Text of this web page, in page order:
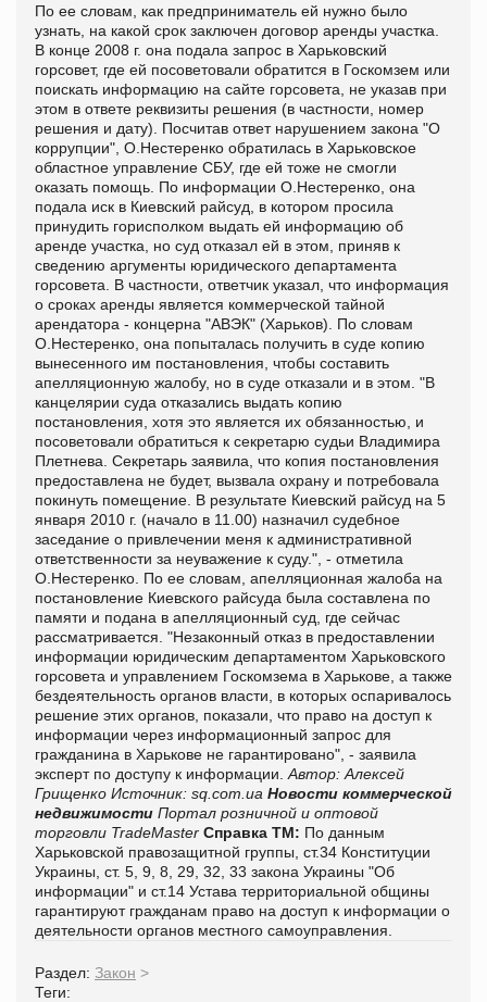
По ее словам, как предприниматель ей нужно было
узнать, на какой срок заключен договор аренды участка.
В конце 2008 г. она подала запрос в Харьковский
горсовет, где ей посоветовали обратится в Госкомзем или
поискать информацию на сайте горсовета, не указав при
этом в ответе реквизиты решения (в частности, номер
решения и дату). Посчитав ответ нарушением закона "О
коррупции", О.Нестеренко обратилась в Харьковское
областное управление СБУ, где ей тоже не смогли
оказать помощь. По информации О.Нестеренко, она
подала иск в Киевский райсуд, в котором просила
принудить горисполком выдать ей информацию об
аренде участка, но суд отказал ей в этом, приняв к
сведению аргументы юридического департамента
горсовета. В частности, ответчик указал, что информация
о сроках аренды является коммерческой тайной
арендатора - концерна "АВЭК" (Харьков). По словам
О.Нестеренко, она попыталась получить в суде копию
вынесенного им постановления, чтобы составить
апелляционную жалобу, но в суде отказали и в этом. "В
канцелярии суда отказались выдать копию
постановления, хотя это является их обязанностью, и
посоветовали обратиться к секретарю судьи Владимира
Плетнева. Секретарь заявила, что копия постановления
предоставлена не будет, вызвала охрану и потребовала
покинуть помещение. В результате Киевский райсуд на 5
января 2010 г. (начало в 11.00) назначил судебное
заседание о привлечении меня к административной
ответственности за неуважение к суду.", - отметила
О.Нестеренко. По ее словам, апелляционная жалоба на
постановление Киевского райсуда была составлена по
памяти и подана в апелляционный суд, где сейчас
рассматривается. "Незаконный отказ в предоставлении
информации юридическим департаментом Харьковского
горсовета и управлением Госкомзема в Харькове, а также
бездеятельность органов власти, в которых оспаривалось
решение этих органов, показали, что право на доступ к
информации через информационный запрос для
гражданина в Харькове не гарантировано", - заявила
эксперт по доступу к информации. Автор: Алексей
Грищенко Источник: sq.com.ua Новости коммерческой
недвижимости Портал розничной и оптовой
торговли TradeMaster Справка ТМ: По данным
Харьковской правозащитной группы, ст.34 Конституции
Украины, ст. 5, 9, 8, 29, 32, 33 закона Украины "Об
информации" и ст.14 Устава территориальной общины
гарантируют гражданам право на доступ к информации о
деятельности органов местного самоуправления.
Раздел: Закон >
Теги: